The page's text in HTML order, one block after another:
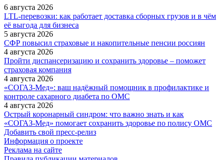
6 августа 2026
LTL‑перевозки: как работает доставка сборных грузов и в чём
её выгода для бизнеса
5 августа 2026
СФР повысил страховые и накопительные пенсии россиян
4 августа 2026
Пройти диспансеризацию и сохранить здоровье – поможет
страховая компания
4 августа 2026
«СОГАЗ‑Мед»: ваш надёжный помощник в профилактике и
контроле сахарного диабета по ОМС
4 августа 2026
Острый коронарный синдром: что важно знать и как
«СОГАЗ‑Мед» помогает сохранить здоровье по полису ОМС
Добавить свой пресс-релиз
Информация о проекте
Реклама на сайте